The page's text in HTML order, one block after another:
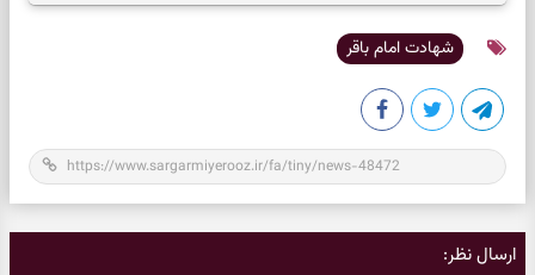
شهادت امام باقر
ارسال نظر: